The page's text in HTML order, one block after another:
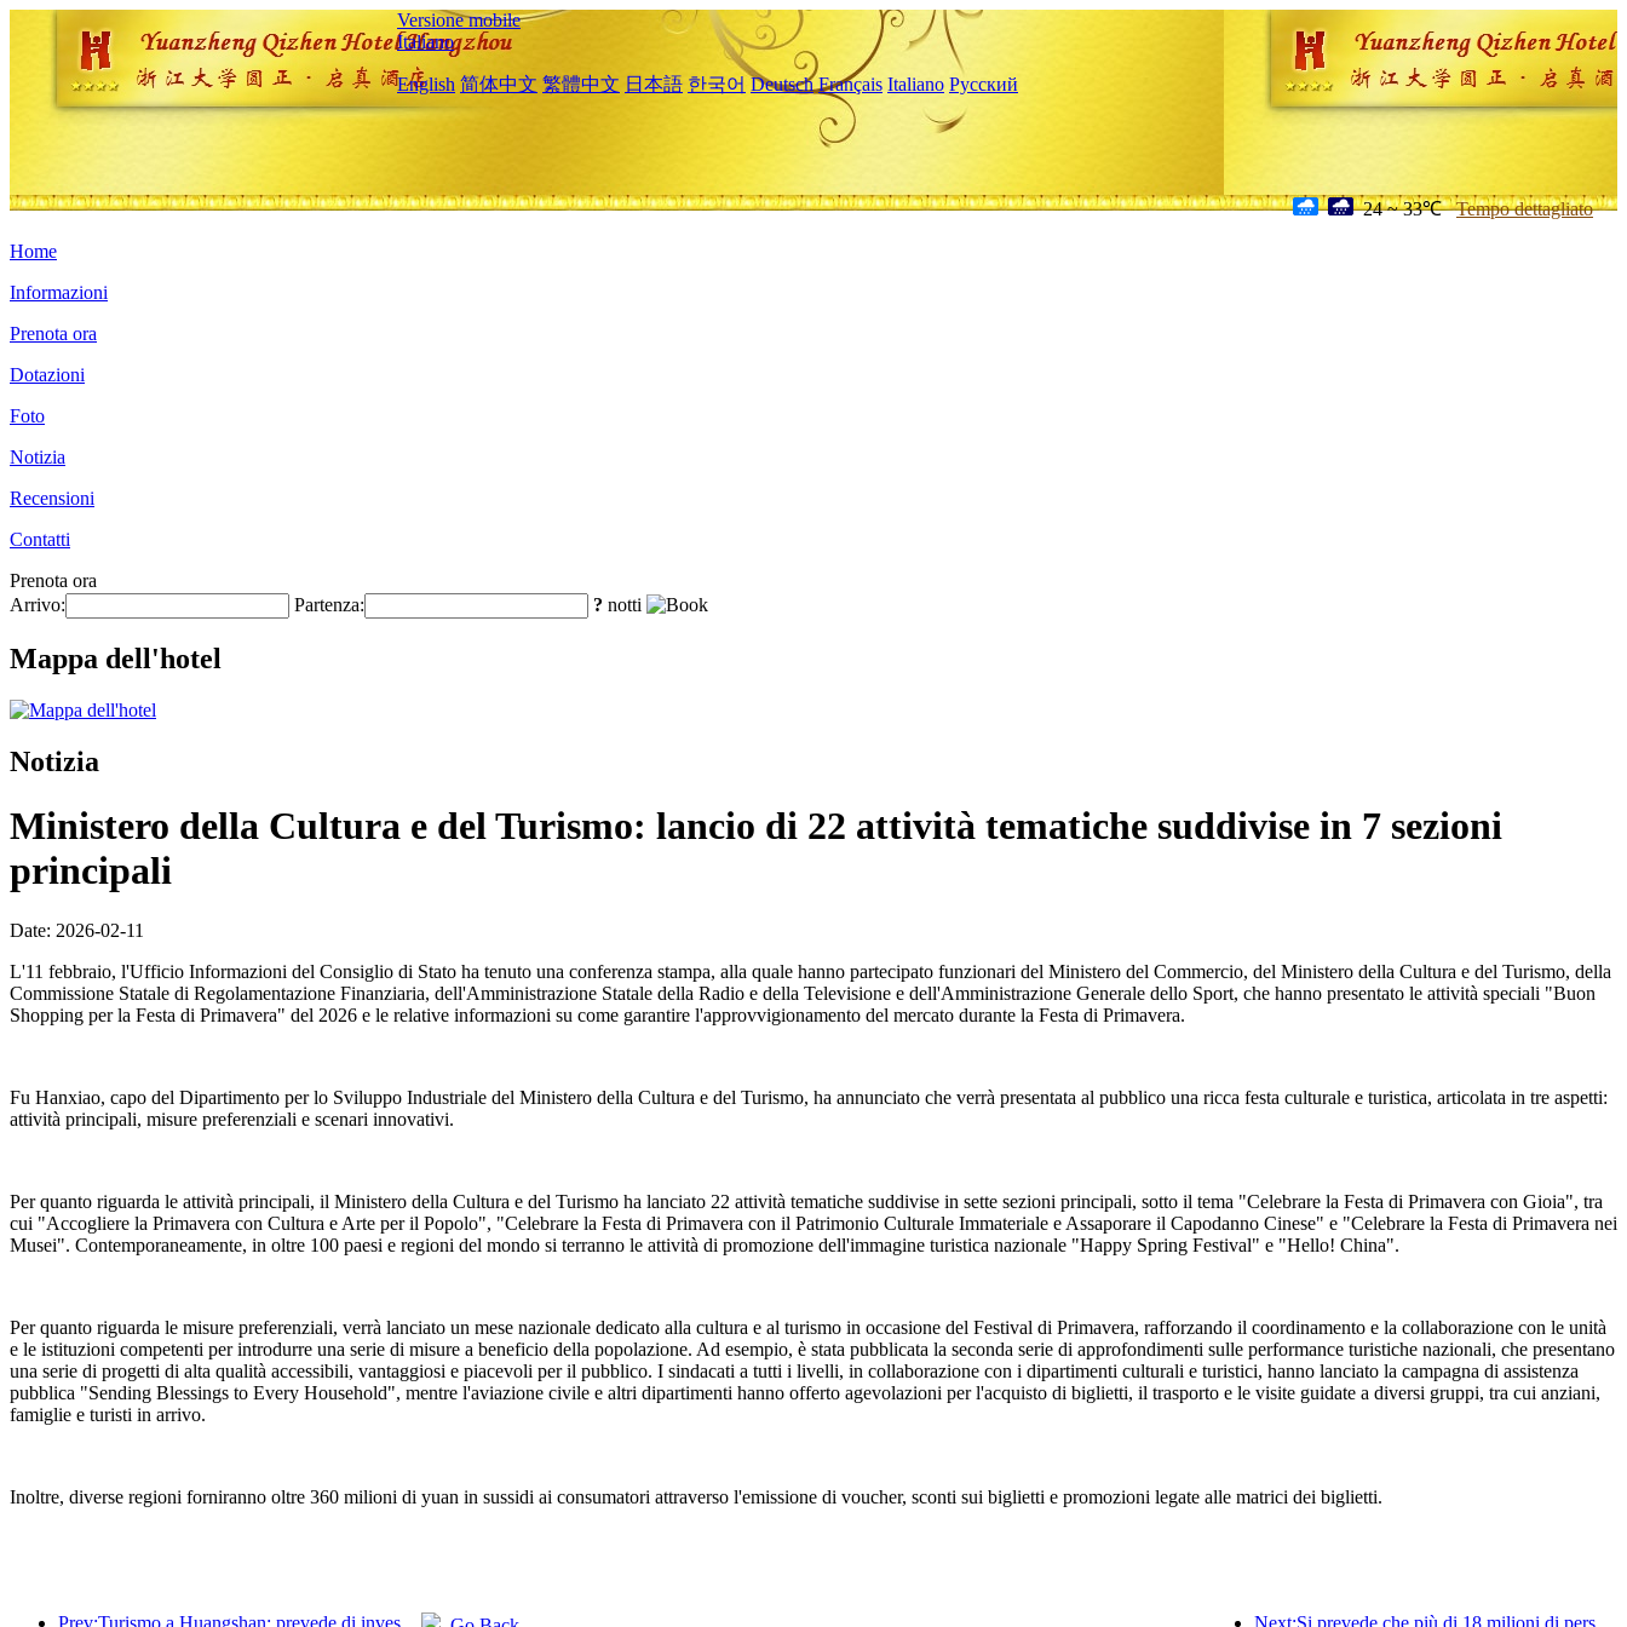
Versione mobile
Italiano
English 简体中文 繁體中文 日本語 한국어 Deutsch Français Italiano Русский
24 ~ 33℃ Tempo dettagliato
Home
Informazioni
Prenota ora
Dotazioni
Foto
Notizia
Recensioni
Contatti
Prenota ora
Arrivo:
Partenza: ? notti
Mappa dell'hotel
Notizia
Ministero della Cultura e del Turismo: lancio di 22 attività tematiche suddivise in 7 sezioni
principali
Date: 2026-02-11
L'11 febbraio, l'Ufficio Informazioni del Consiglio di Stato ha tenuto una conferenza stampa, alla quale hanno partecipato funzionari del Ministero del Commercio, del Ministero della Cultura e del Turismo, della
Commissione Statale di Regolamentazione Finanziaria, dell'Amministrazione Statale della Radio e della Televisione e dell'Amministrazione Generale dello Sport, che hanno presentato le attività speciali "Buon
Shopping per la Festa di Primavera" del 2026 e le relative informazioni su come garantire l'approvvigionamento del mercato durante la Festa di Primavera.
Fu Hanxiao, capo del Dipartimento per lo Sviluppo Industriale del Ministero della Cultura e del Turismo, ha annunciato che verrà presentata al pubblico una ricca festa culturale e turistica, articolata in tre aspetti:
attività principali, misure preferenziali e scenari innovativi.
Per quanto riguarda le attività principali, il Ministero della Cultura e del Turismo ha lanciato 22 attività tematiche suddivise in sette sezioni principali, sotto il tema "Celebrare la Festa di Primavera con Gioia", tra
cui "Accogliere la Primavera con Cultura e Arte per il Popolo", "Celebrare la Festa di Primavera con il Patrimonio Culturale Immateriale e Assaporare il Capodanno Cinese" e "Celebrare la Festa di Primavera nei
Musei". Contemporaneamente, in oltre 100 paesi e regioni del mondo si terranno le attività di promozione dell'immagine turistica nazionale "Happy Spring Festival" e "Hello! China".
Per quanto riguarda le misure preferenziali, verrà lanciato un mese nazionale dedicato alla cultura e al turismo in occasione del Festival di Primavera, rafforzando il coordinamento e la collaborazione con le unità
e le istituzioni competenti per introdurre una serie di misure a beneficio della popolazione. Ad esempio, è stata pubblicata la seconda serie di approfondimenti sulle performance turistiche nazionali, che presentano
una serie di progetti di alta qualità accessibili, vantaggiosi e piacevoli per il pubblico. I sindacati a tutti i livelli, in collaborazione con i dipartimenti culturali e turistici, hanno lanciato la campagna di assistenza
pubblica "Sending Blessings to Every Household", mentre l'aviazione civile e altri dipartimenti hanno offerto agevolazioni per l'acquisto di biglietti, il trasporto e le visite guidate a diversi gruppi, tra cui anziani,
famiglie e turisti in arrivo.
Inoltre, diverse regioni forniranno oltre 360 milioni di yuan in sussidi ai consumatori attraverso l'emissione di voucher, sconti sui biglietti e promozioni legate alle matrici dei biglietti.